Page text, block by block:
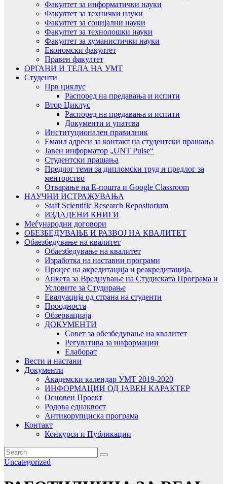
Факултет за информатички науки
Факултет за технички науки
Факултет за социјални науки
Факултет за технолошки науки
Факултет за хуманистички науки
Економски факултет
Правен факултет
ОРГАНИ И ТЕЛА НА УМТ
Студенти
Прв циклус
Распоред на предавањa и испити
Втор Циклус
Распоред на предавањa и испити
Документи и упатсва
Институционален правилник
Емаил адреси за контакт на студентски прашања
Јавен информатор „UNT Pulse“
Студентски прашања
Предлог теми за дипломски труд и предлог за
менторство
Отварање на Е-пошта и Google Classroom
НАУЧНИ ИСТРАЖУВАЊА
Staff Scientific Research Repositorium
ИЗДАДЕНИ КНИГИ
Меѓународни договори
ОБЕЗБЕДУВАЊЕ И РАЗВОЈ НА КВАЛИТЕТ
Обаезбедување на квалитет
Обаезбедување на квалитет
Изработка на наставни програми
Процес на акредитација и реакредитација,
Анкета за Вреднување на Студиската Програма и
Условите за Студирање
Евалуација од страна на студенти
Проодноста
Обзервациаја
ДОКУМЕНТИ
Совет за обезбедување на квалитет
Регулатива за информации
Елаборат
Вести и настани
Документи
Академски календар УМТ 2019-2020
ИНФОРМАЦИИ ОД ЈАВЕН КАРАКТЕР
Основен Проект
Родова еднаквост
Антикорупциска програма
Контакт
Конкурси и Публикации
Uncategorized